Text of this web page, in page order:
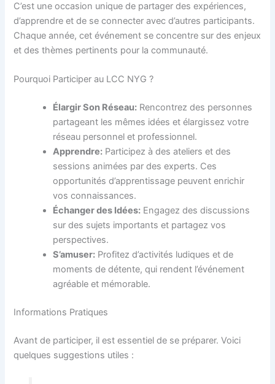
C’est une occasion unique de partager des expériences,
d’apprendre et de se connecter avec d’autres participants.
Chaque année, cet événement se concentre sur des enjeux
et des thèmes pertinents pour la communauté.
Pourquoi Participer au LCC NYG ?
Élargir Son Réseau: Rencontrez des personnes
partageant les mêmes idées et élargissez votre
réseau personnel et professionnel.
Apprendre: Participez à des ateliers et des
sessions animées par des experts. Ces
opportunités d’apprentissage peuvent enrichir
vos connaissances.
Échanger des Idées: Engagez des discussions
sur des sujets importants et partagez vos
perspectives.
S’amuser: Profitez d’activités ludiques et de
moments de détente, qui rendent l’événement
agréable et mémorable.
Informations Pratiques
Avant de participer, il est essentiel de se préparer. Voici
quelques suggestions utiles :